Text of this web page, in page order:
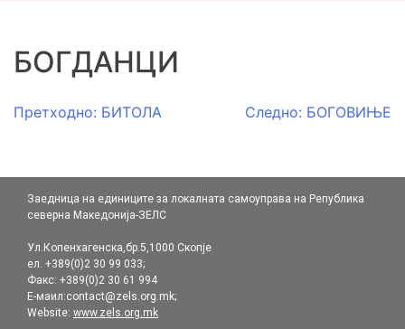
БОГДАНЦИ
Навигација
напис
Претходно: БИТОЛА Следно: БОГОВИЊЕ
Заедница на единиците за локалната самоуправа на Република
северна Македонија-ЗЕЛС
Ул.Копенхагенска,бр.5,1000 Скопје
ел. +389(0)2 30 99 033;
Факс: +389(0)2 30 61 994
Е-маил:contact@zels.org.mk;
Website: www.zels.org.mk